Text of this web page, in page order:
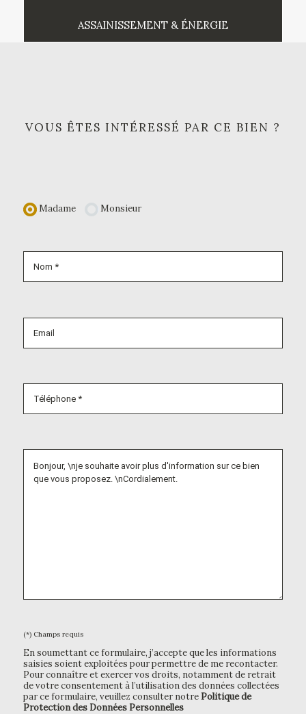
ASSAINISSEMENT & ÉNERGIE
VOUS ÊTES INTÉRESSÉ PAR CE BIEN ?
Madame Monsieur
(*) Champs requis
En soumettant ce formulaire, j’accepte que les informations
saisies soient exploitées pour permettre de me recontacter.
Pour connaître et exercer vos droits, notamment de retrait
de votre consentement à l’utilisation des données collectées
par ce formulaire, veuillez consulter notrePolitique de
Protection des Données Personnelles